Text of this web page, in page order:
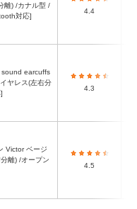
離) /カナル型 /
対応]
4.4
ヤレス(左右分
4.3
離) /オープン
4.5